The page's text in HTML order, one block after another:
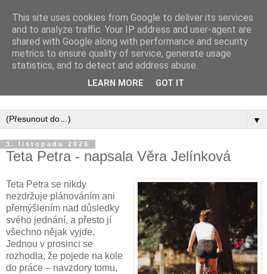
Inspirujte se tím, co píší posluchači kurzů a co se na nich
▼
3. listopadu 2025
Teta Petra - napsala Věra Jelínková
Teta Petra se nikdy
nezdržuje plánováním ani
přemýšlením nad důsledky
svého jednání, a přesto jí
všechno nějak vyjde.
Jednou v prosinci se
rozhodla, že pojede na kole
do práce – navzdory tomu,
This site uses cookies from Google to deliver its services
and to analyze traffic. Your IP address and user-agent are
shared with Google along with performance and security
metrics to ensure quality of service, generate usage
statistics, and to detect and address abuse.
LEARN MORE GOT IT